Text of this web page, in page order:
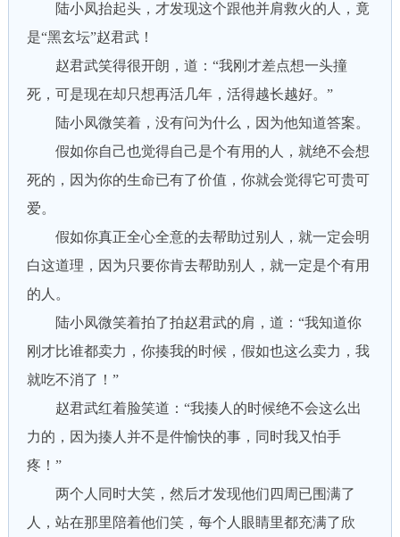
陆小凤抬起头，才发现这个跟他并肩救火的人，竟
是“黑玄坛”赵君武！
赵君武笑得很开朗，道：“我刚才差点想一头撞
死，可是现在却只想再活几年，活得越长越好。”
陆小凤微笑着，没有问为什么，因为他知道答案。
假如你自己也觉得自己是个有用的人，就绝不会想
死的，因为你的生命已有了价值，你就会觉得它可贵可
爱。
假如你真正全心全意的去帮助过别人，就一定会明
白这道理，因为只要你肯去帮助别人，就一定是个有用
的人。
陆小凤微笑着拍了拍赵君武的肩，道：“我知道你
刚才比谁都卖力，你揍我的时候，假如也这么卖力，我
就吃不消了！”
赵君武红着脸笑道：“我揍人的时候绝不会这么出
力的，因为揍人并不是件愉快的事，同时我又怕手
疼！”
两个人同时大笑，然后才发现他们四周已围满了
人，站在那里陪着他们笑，每个人眼睛里都充满了欣